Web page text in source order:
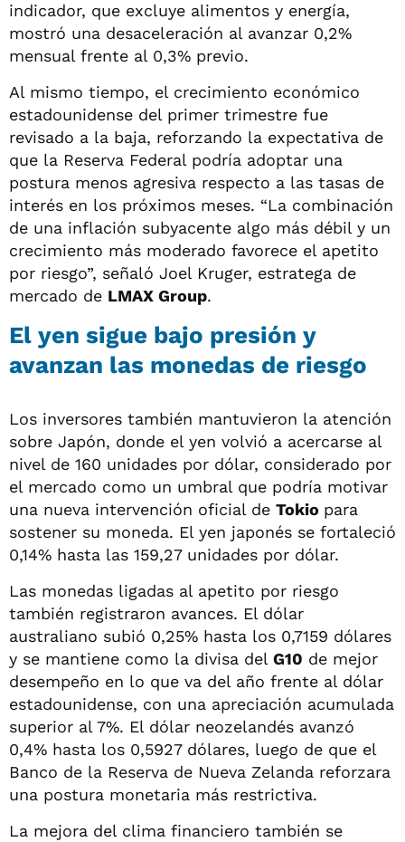
indicador, que excluye alimentos y energía,
mostró una desaceleración al avanzar 0,2%
mensual frente al 0,3% previo.
Al mismo tiempo, el crecimiento económico
estadounidense del primer trimestre fue
revisado a la baja, reforzando la expectativa de
que la Reserva Federal podría adoptar una
postura menos agresiva respecto a las tasas de
interés en los próximos meses. “La combinación
de una inflación subyacente algo más débil y un
crecimiento más moderado favorece el apetito
por riesgo”, señaló Joel Kruger, estratega de
mercado de LMAX Group.
El yen sigue bajo presión y
avanzan las monedas de riesgo
Los inversores también mantuvieron la atención
sobre Japón, donde el yen volvió a acercarse al
nivel de 160 unidades por dólar, considerado por
el mercado como un umbral que podría motivar
una nueva intervención oficial de Tokio para
sostener su moneda. El yen japonés se fortaleció
0,14% hasta las 159,27 unidades por dólar.
Las monedas ligadas al apetito por riesgo
también registraron avances. El dólar
australiano subió 0,25% hasta los 0,7159 dólares
y se mantiene como la divisa del G10 de mejor
desempeño en lo que va del año frente al dólar
estadounidense, con una apreciación acumulada
superior al 7%. El dólar neozelandés avanzó
0,4% hasta los 0,5927 dólares, luego de que el
Banco de la Reserva de Nueva Zelanda reforzara
una postura monetaria más restrictiva.
La mejora del clima financiero también se